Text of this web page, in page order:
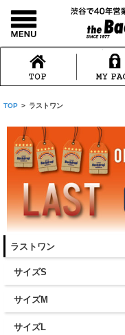
TOP > ラストワン
ラストワン
サイズS
サイズM
サイズL